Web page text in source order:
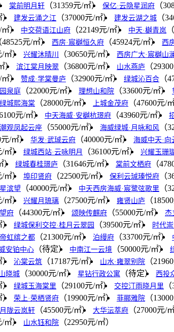
棠前明月轩 （31359元/㎡） 保亿·云隐星润府 （
建发云涌之江 （37000元/㎡） 建发云湖之城 （
） 中交荷语江山府 （22149元/㎡） 中天·樾青岚
48525元/㎡） 西房·宸樾恒久府 （45924元/㎡） 西
㎡） 兴耀沐晴川 （30650元/㎡） 西房广大·宸樾山
） 滨江棠月映翠 （36800元/㎡） 山水燕庐 （
） 赞成·学棠曼庐 （32900元/㎡） 绿城沁百合 （
泉庭 （22000元/㎡） 理想山和院 （33600元/㎡）
绿城熙海棠 （28000元/㎡） 上城金茂府 （47600元/㎡
元/㎡） 中天海威·安樾杭璟府 （43960元/㎡）
潮观凤起云座 （55000元/㎡） 海威绿城·月咏和风 （
元/㎡） 华发·武珹云府 （40000元/㎡） 海威中天·向
㎡） 绿城西站·云咏明月 （36100元/㎡） 兴耀玉珊
） 绿城春桂璟庐 （31646元/㎡） 棠前文栖府 （
㎡） 埠印贤府 （22500元/㎡） 保利云珹瑧悦府 （
滨望 （40000元/㎡） 中天西房海威·宸鹭弦歌里 （
㎡） 兴耀月琉璃 （27500元/㎡） 雍贤山庐 （
府 （44300元/㎡） 颂映传麒府 （55000元/㎡） 杰
绿城保利交控·桂月云翠园 （39500元/㎡） 时代
虹缤之都 （21300元/㎡） 泊缦府 （33700元/㎡）
安铂中心 （待定） 中南江一云境 （50000元/㎡）
沁棠云筑 （17187元/㎡） 山水·雍翠别院 （
晓城 （30000元/㎡） 星钻行政公寓 （待定） 西投
绿城玉海棠里 （29100元/㎡） 交控汀雨晓月里
荣上·荣栖贤府 （19900元/㎡） 菲郦雅院 （
陇云岚轩 （45500元/㎡） 大华沄萃府 （27000元/㎡
㎡） 山水钰和院 （22950元/㎡）